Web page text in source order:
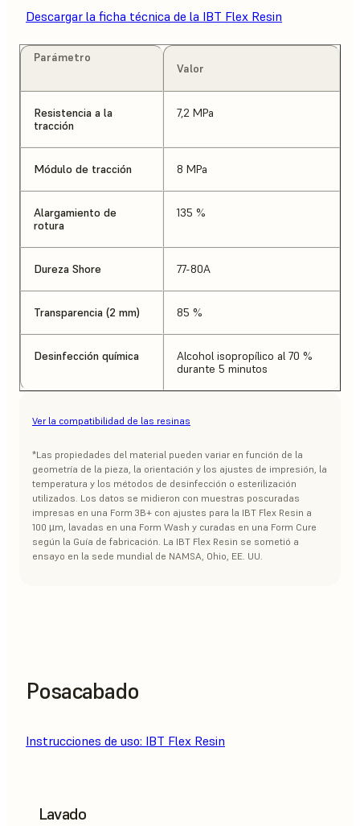
Descargar la ficha técnica de la IBT Flex Resin
Parámetro
Valor
Resistencia a la
tracción
7,2 MPa
Módulo de tracción 8 MPa
Alargamiento de
rotura
135 %
Dureza Shore 77-80A
Transparencia (2 mm) 85 %
Desinfección química
Alcohol isopropílico al 70 %
durante 5 minutos
Ver la compatibilidad de las resinas
*Las propiedades del material pueden variar en función de la
geometría de la pieza, la orientación y los ajustes de impresión, la
temperatura y los métodos de desinfección o esterilización
utilizados. Los datos se midieron con muestras poscuradas
impresas en una Form 3B+ con ajustes para la IBT Flex Resin a
100 µm, lavadas en una Form Wash y curadas en una Form Cure
según la Guía de fabricación. La IBT Flex Resin se sometió a
ensayo en la sede mundial de NAMSA, Ohio, EE. UU.
Posacabado
Instrucciones de uso: IBT Flex Resin
Lavado